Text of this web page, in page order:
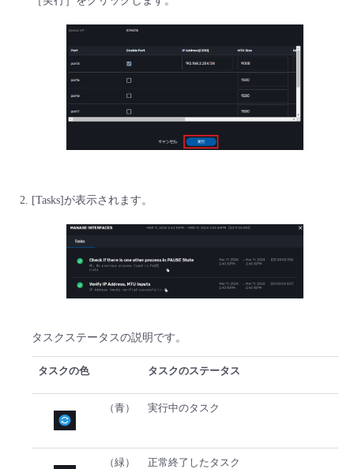
[Tasks]が表示されます。
タスクステータスの説明です。
タスクの色 タスクのステータス
（青） 実行中のタスク
（緑） 正常終了したタスク